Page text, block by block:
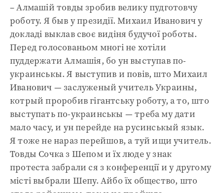
– Алмашій товды зробив велику пудготовчу
роботу. Я быв у президії. Михаил Иванович у
докладі выклав своє видіня будучої роботы.
Перед голосованьом многі не хотіли
пуддержати Алмашія, бо ун выступав по-
украинськы. Я выступив и повів, што Михаил
Иванович — заслуженый учитель Украины,
котрый проробив гігантську роботу, а то, што
выступать по-украинськы — треба му дати
мало часу, и ун перейде на русинськый язык.
Я тоже не нараз перейшов, а туй ищи учитель.
Товды Сочка з Шепом и їх люде у знак
протеста забрали ся з конференції и у другому
місті выбрали Шепу. Айбо їх общество, што